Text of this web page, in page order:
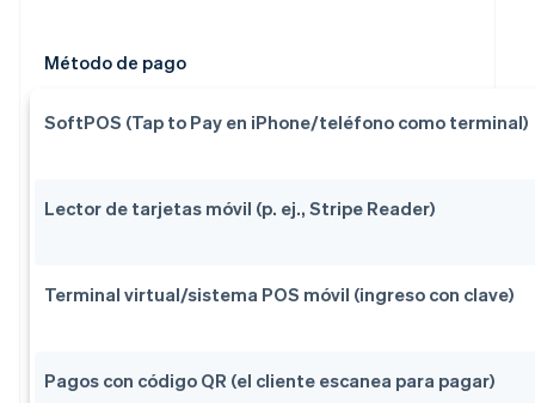
Método de pago
SoftPOS (Tap to Pay en iPhone/teléfono como terminal)
Lector de tarjetas móvil (p. ej., Stripe Reader)
Terminal virtual/sistema POS móvil (ingreso con clave)
Pagos con código QR (el cliente escanea para pagar)